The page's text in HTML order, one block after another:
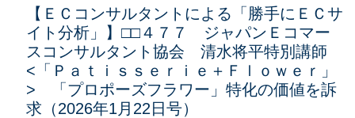
【ＥＣコンサルタントによる「勝手にＥＣサ
イト分析」】□□４７７ ジャパンＥコマー
スコンサルタント協会 清水将平特別講師
<「Ｐａｔｉｓｓｅｒｉｅ＋Ｆｌｏｗｅｒ」
> 「プロポーズフラワー」特化の価値を訴
求（2026年1月22日号）